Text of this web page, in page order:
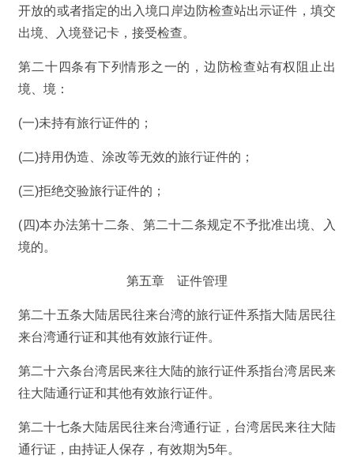
开放的或者指定的出入境口岸边防检查站出示证件，填交
出境、入境登记卡，接受检查。
第二十四条有下列情形之一的，边防检查站有权阻止出
境、境：
(一)未持有旅行证件的；
(二)持用伪造、涂改等无效的旅行证件的；
(三)拒绝交验旅行证件的；
(四)本办法第十二条、第二十二条规定不予批准出境、入
境的。
第五章 证件管理
第二十五条大陆居民往来台湾的旅行证件系指大陆居民往
来台湾通行证和其他有效旅行证件。
第二十六条台湾居民来往大陆的旅行证件系指台湾居民来
往大陆通行证和其他有效旅行证件。
第二十七条大陆居民往来台湾通行证，台湾居民来往大陆
通行证，由持证人保存，有效期为5年。